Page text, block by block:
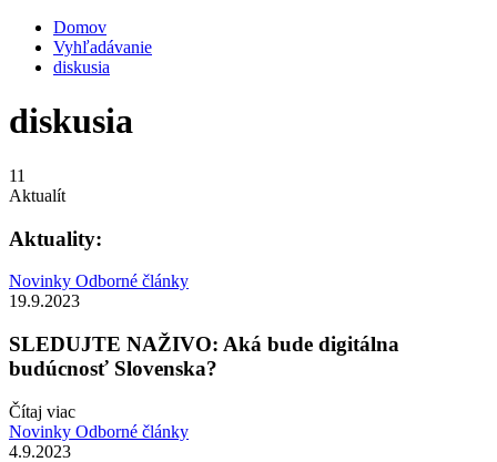
Domov
Vyhľadávanie
diskusia
diskusia
11
Aktualít
Aktuality:
Novinky Odborné články
19.9.2023
SLEDUJTE NAŽIVO: Aká bude digitálna
budúcnosť Slovenska?
Čítaj viac
Novinky Odborné články
4.9.2023